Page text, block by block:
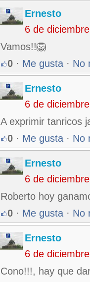
Ernesto
6 de
Vamos!!🦁
0 · Me gusta · No
Ernesto
6 de
A exprimir tanricos
0 · Me gusta · No
Ernesto
6 de
Roberto hoy
0 · Me gusta · No
Ernesto
6 de
Cono!!!, hay que